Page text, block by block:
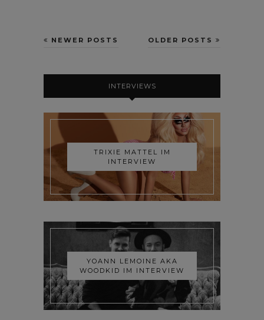
OLDER POSTS
NEWER POSTS
INTERVIEWS
TRIXIE MATTEL IM
INTERVIEW
YOANN LEMOINE AKA
WOODKID IM INTERVIEW